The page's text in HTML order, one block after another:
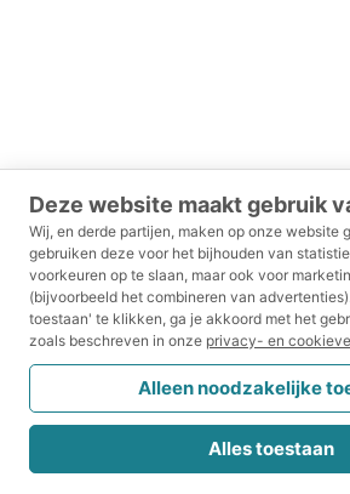
Deze website maakt gebruik
Wij, en derde partijen, maken op onze website
gebruiken deze voor het bijhouden van
voorkeuren op te slaan, maar ook voor
(bijvoorbeeld het combineren van
toestaan' te klikken, ga je akkoord met het
zoals beschreven in onze privacy- en
Alleen noodzakelijke
Alles toestaan